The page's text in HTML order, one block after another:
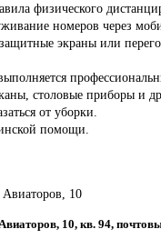
физического
номеров через
экраны или
столовые приборы и
от уборки.
помощи.
Авиаторов, 10
10, кв. 94,